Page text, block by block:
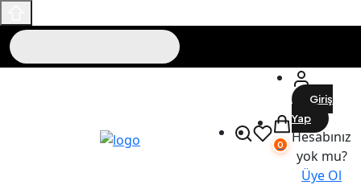
0
Giriş
Yap
Hesabınız
yok mu?
Üye Ol